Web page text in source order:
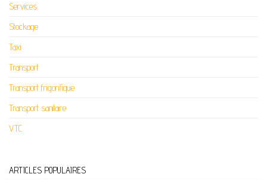
Services
Stockage
Taxi
Transport
Transport frigorifique
Transport sanitaire
VTC
ARTICLES POPULAIRES